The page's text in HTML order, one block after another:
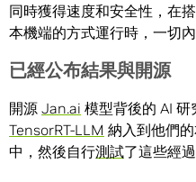
同時獲得速度和安全性，在
本機端的方式運行時，一切
已經公布結果與開源
開源 Jan.ai 模型背後的 AI
TensorRT-LLM 納入到他們
中，然後自行測試了這些經